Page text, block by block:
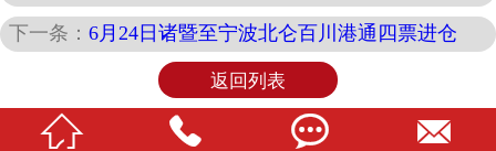
下一条：6月24日诸暨至宁波北仑百川港通四票进仓
返回列表
   